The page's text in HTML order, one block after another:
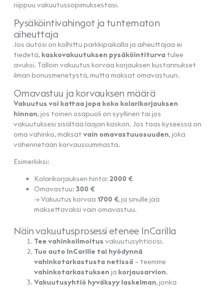
riippuu vakuutussopimuksestasi.
Pysäköintivahingot ja tuntematon
aiheuttaja
Jos autosi on kolhittu parkkipaikalla ja aiheuttajaa ei
tiedetä, kaskovakuutuksen pysäköintiturva tulee
avuksi. Tällöin vakuutus korvaa korjauksen kustannukset
ilman bonusmenetystä, mutta maksat omavastuun.
Omavastuu ja korvauksen määrä
Vakuutus voi kattaa jopa koko kolarikorjauksen
hinnan, jos toinen osapuoli on syyllinen tai jos
vakuutuksesi sisältää laajan kaskon. Jos taas kyseessä on
oma vahinko, maksat vain omavastuuosuuden, joka
vähennetään korvaussummasta.
Esimerkiksi:
Kolarikorjauksen hinta: 2000 €
Omavastuu: 300 €
→ Vakuutus korvaa 1700 €, ja sinulle jää
maksettavaksi vain omavastuu.
Näin vakuutusprosessi etenee InCarilla
Tee vahinkoilmoitus vakuutusyhtiöösi.
Tuo auto InCarille tai hyödynnä
vahinkotarkastusta netissä – teemme
vahinkotarkastuksen ja korjausarvion.
Vakuutusyhtiö hyväksyy laskelman, jonka